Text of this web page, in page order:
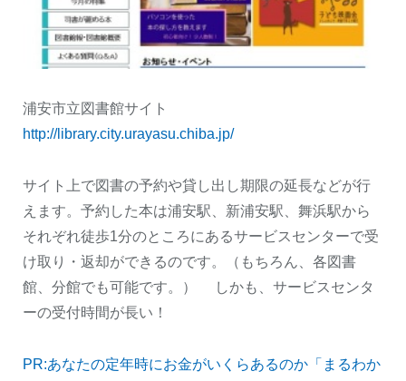
浦安市立図書館サイト
http://library.city.urayasu.chiba.jp/
サイト上で図書の予約や貸し出し期限の延長などが行
えます。予約した本は浦安駅、新浦安駅、舞浜駅から
それぞれ徒歩1分のところにあるサービスセンターで受
け取り・返却ができるのです。（もちろん、各図書
館、分館でも可能です。） しかも、サービスセンタ
ーの受付時間が長い！
PR:あなたの定年時にお金がいくらあるのか「まるわか